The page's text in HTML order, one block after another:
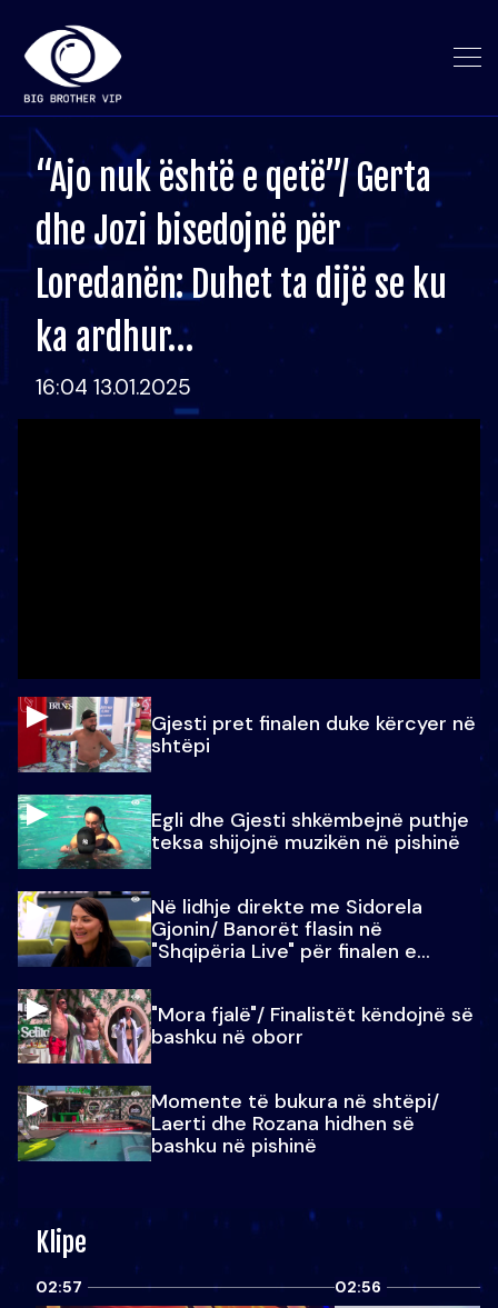
“Ajo nuk është e qetë”/ Gerta
dhe Jozi bisedojnë për
Loredanën: Duhet ta dijë se ku
ka ardhur…
16:04 13.01.2025
Gjesti pret finalen duke kërcyer në
shtëpi
Egli dhe Gjesti shkëmbejnë puthje
teksa shijojnë muzikën në pishinë
Në lidhje direkte me Sidorela
Gjonin/ Banorët flasin në
"Shqipëria Live" për finalen e
"Mora fjalë"/ Finalistët këndojnë së
bashku në oborr
Momente të bukura në shtëpi/
Laerti dhe Rozana hidhen së
bashku në pishinë
Klipe
02:57 02:56